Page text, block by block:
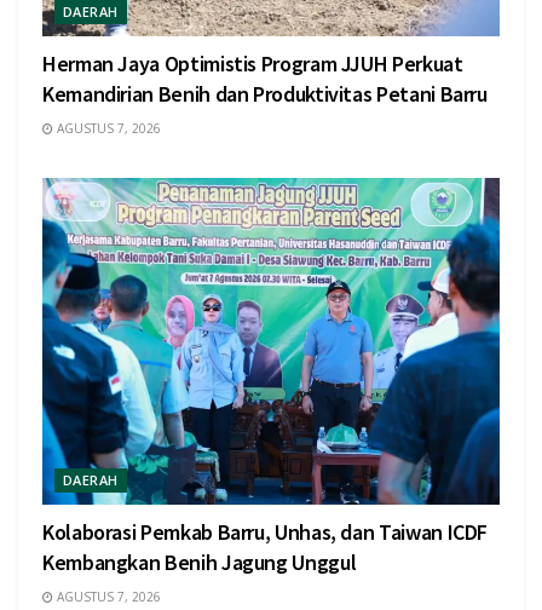
DAERAH
Herman Jaya Optimistis Program JJUH Perkuat
Kemandirian Benih dan Produktivitas Petani Barru
AGUSTUS 7, 2026
DAERAH
Kolaborasi Pemkab Barru, Unhas, dan Taiwan ICDF
Kembangkan Benih Jagung Unggul
AGUSTUS 7, 2026